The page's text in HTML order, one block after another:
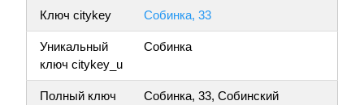
Ключ citykey Собинка, 33
Уникальный
ключ citykey_u
Собинка
Полный ключ
Собинка, 33, Собинский